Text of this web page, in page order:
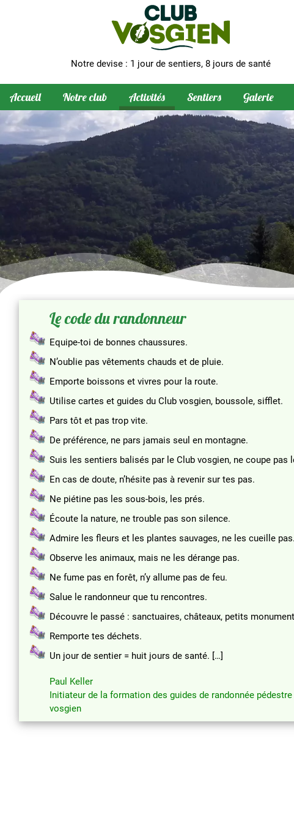
Notre devise : 1 jour de sentiers, 8 jours de santé
Accueil Notre club Activités Sentiers Galerie
Le code du randonneur
Equipe-toi de bonnes chaussures.
N’oublie pas vêtements chauds et de pluie.
Emporte boissons et vivres pour la route.
Utilise cartes et guides du Club vosgien, boussole, sifflet.
Pars tôt et pas trop vite.
De préférence, ne pars jamais seul en montagne.
Suis les sentiers balisés par le Club vosgien, ne coupe pas
En cas de doute, n’hésite pas à revenir sur tes pas.
Ne piétine pas les sous-bois, les prés.
Écoute la nature, ne trouble pas son silence.
Admire les fleurs et les plantes sauvages, ne les cueille pas.
Observe les animaux, mais ne les dérange pas.
Ne fume pas en forêt, n’y allume pas de feu.
Salue le randonneur que tu rencontres.
Découvre le passé : sanctuaires, châteaux, petits
Remporte tes déchets.
Un jour de sentier = huit jours de santé. […]
Paul Keller
Initiateur de la formation des guides de randonnée pédestre
vosgien